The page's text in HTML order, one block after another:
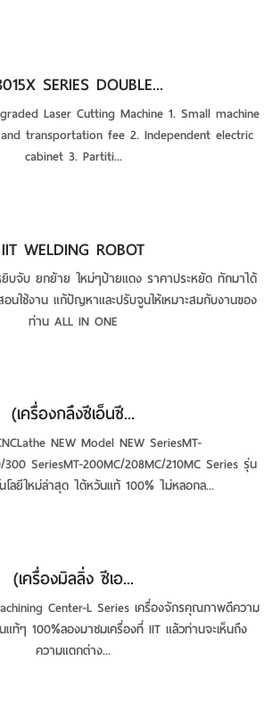
SERIES DOUBLE...
Laser Cutting Machine 1. Small machine
transportation fee 2. Independent electric
cabinet 3. Partiti...
IIT WELDING ROBOT
ยิบจับ ยกย้าย ใหม่ๆป้ายแดง ราคาประหยัด ทักมาได้
นใช้งาน แก้ปัญหาและปรับจูนให้เหมาะสมกับงานของ
ท่าน ALL IN ONE
(เครื่องกลึงซีเอ็นซี...
NEW Model NEW SeriesMT-
SeriesMT-200MC/208MC/210MC Series รุ่น
โลยีใหม่ล่าสุด ไต้หวันแท้ 100% ไม่หลอกล...
(เครื่องมิลลิ่ง ซีเอ...
Center-L Series เครื่องจักรคุณภาพดีความ
แท้ๆ 100%ลองมาชมเครื่องที่ IIT แล้วท่านจะเห็นถึง
ความแตกต่าง...